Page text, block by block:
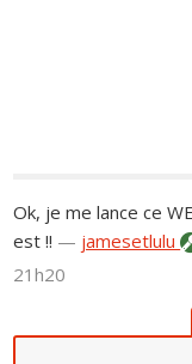
Ok, je me lance ce
est !! — jamesetlulu
21h20